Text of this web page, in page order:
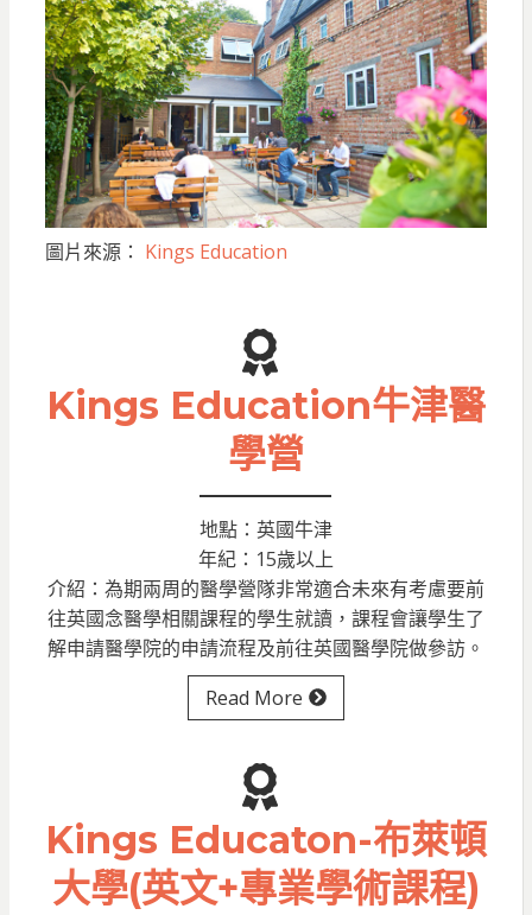
圖片來源： Kings Education
Kings Education牛津醫
學營
地點：英國牛津
年紀：15歲以上
介紹：為期兩周的醫學營隊非常適合未來有考慮要前
往英國念醫學相關課程的學生就讀，課程會讓學生了
解申請醫學院的申請流程及前往英國醫學院做參訪。
Read More
Kings Educaton-布萊頓
大學(英文+專業學術課程)